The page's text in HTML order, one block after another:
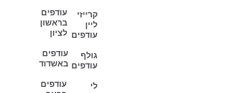
קרייזי
ליין
עודפים
גולף
עודפים
לי
עודפים
בראשון
לציון
עודפים
באשדוד
עודפים